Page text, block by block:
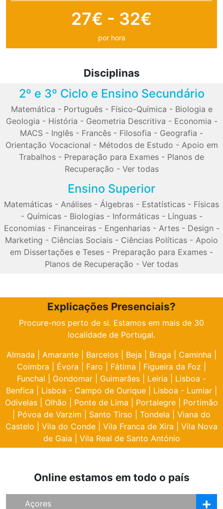
27€ - 32€
por hora
Disciplinas
2º e 3º Ciclo e Ensino Secundário
Matemática - Português- Físico-Química - Biologia e
Geologia - História - Geometria Descritiva - Economia -
MACS - Inglês - Francês - Filosofia - Geografia -
Orientação Vocacional - Métodos de Estudo - Apoio em
Trabalhos - Preparação para Exames - Planos de
Recuperação - Ver todas
Ensino Superior
Matemáticas - Análises - Álgebras - Estatísticas - Físicas
- Químicas- Biologias- Informáticas- Línguas-
Economias- Financeiras- Engenharias- Artes- Design -
Marketing - Ciências Sociais - Ciências Políticas - Apoio
em Dissertações e Teses - Preparação para Exames -
Planos de Recuperação - Ver todas
Explicações Presenciais?
Procure-nos perto de si. Estamos em mais de 30
localidade de Portugal.
Almada
Amarante Barcelos Beja Braga Caminha
Coimbra
Évora Faro Fátima Figueira da Foz
Funchal
Gondomar Guimarães Leiria
Lisboa -
Benfica
Lisboa - Campo de Ourique Lisboa - Lumiar
Odivelas
Olhão Ponte de Lima Portalegre
Portimão
Póvoa de Varzim Santo Tirso Tondela
Viana do
Castelo
Vila do Conde Vila Franca de Xira
Vila Nova
de Gaia
Vila Real de Santo António
Online estamos em todo o país
Açores